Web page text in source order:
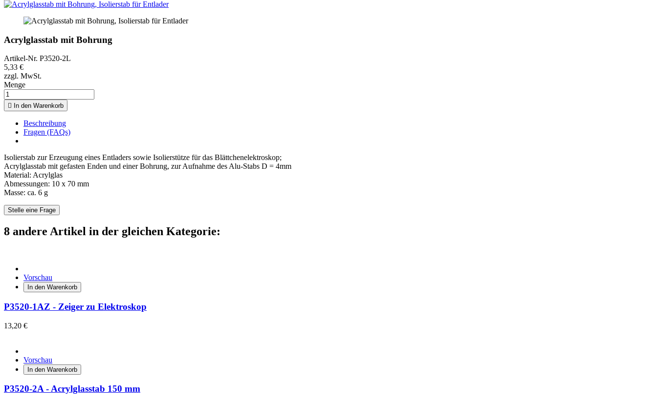
Acrylglasstab mit Bohrung
Artikel-Nr. P3520-2L
5,33 €
zzgl. MwSt.
Menge
 In den Warenkorb
Beschreibung
Fragen (FAQs)
Isolierstab zur Erzeugung eines Entladers sowie Isolierstütze für das Blättchenelektroskop;
Acrylglasstab mit gefasten Enden und einer Bohrung, zur Aufnahme des Alu-Stabs D = 4mm
Material: Acrylglas
Abmessungen: 10 x 70 mm
Masse: ca. 6 g
Stelle eine Frage
8 andere Artikel in der gleichen Kategorie:
Vorschau
In den Warenkorb
P3520-1AZ - Zeiger zu Elektroskop
13,20 €
Vorschau
In den Warenkorb
P3520-2A - Acrylglasstab 150 mm